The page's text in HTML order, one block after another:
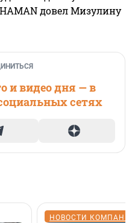
довел Мизулину
и видео дня — в
сетях
НОВОСТИ